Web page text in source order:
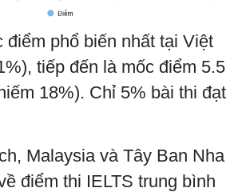
điểm phổ biến nhất tại Việt
tiếp đến là mốc điểm 5.5
18%). Chỉ 5% bài thi đạt
Malaysia và Tây Ban Nha
điểm thi IELTS trung bình